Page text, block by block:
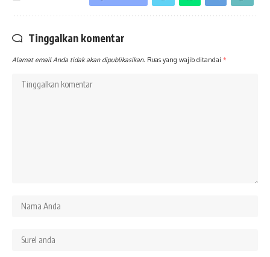
Tinggalkan komentar
Alamat email Anda tidak akan dipublikasikan. Ruas yang wajib ditandai *